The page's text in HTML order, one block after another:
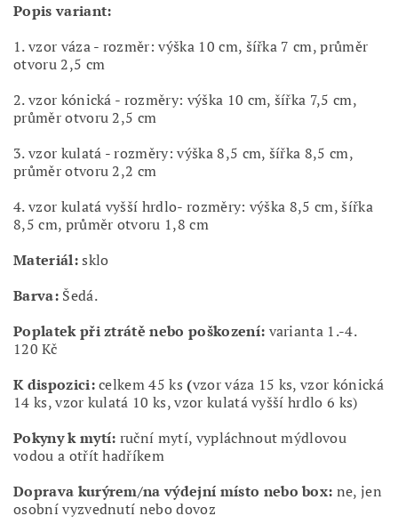
Popis variant:
1. vzor váza - rozměr: výška 10 cm, šířka 7 cm, průměr
otvoru 2,5 cm
2. vzor kónická - rozměry: výška 10 cm, šířka 7,5 cm,
průměr otvoru 2,5 cm
3. vzor kulatá - rozměry: výška 8,5 cm, šířka 8,5 cm,
průměr otvoru 2,2 cm
4. vzor kulatá vyšší hrdlo- rozměry: výška 8,5 cm, šířka
8,5 cm, průměr otvoru 1,8 cm
Materiál:sklo
Barva:Šedá.
Poplatek při ztrátě nebo poškození: varianta 1.-4.
120 Kč
K dispozici:celkem 45 ks (vzor váza 15 ks, vzor kónická
14 ks, vzor kulatá 10 ks, vzor kulatá vyšší hrdlo 6 ks)
Pokyny k mytí: ruční mytí, vypláchnout mýdlovou
vodou a otřít hadříkem
Doprava kurýrem/na výdejní místo nebo box: ne, jen
osobní vyzvednutí nebo dovoz